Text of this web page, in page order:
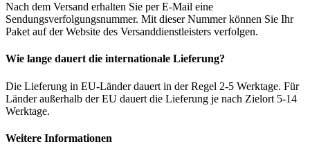
Nach dem Versand erhalten Sie per E-Mail eine
Sendungsverfolgungsnummer. Mit dieser Nummer können Sie Ihr
Paket auf der Website des Versanddienstleisters verfolgen.
Wie lange dauert die internationale Lieferung?
Die Lieferung in EU-Länder dauert in der Regel 2-5 Werktage. Für
Länder außerhalb der EU dauert die Lieferung je nach Zielort 5-14
Werktage.
Weitere Informationen